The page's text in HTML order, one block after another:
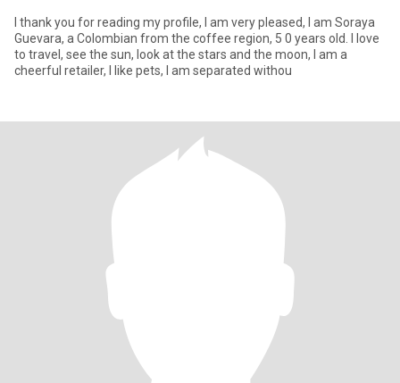
I thank you for reading my profile, I am very pleased, I am Soraya
Guevara, a Colombian from the coffee region, 5 0 years old. I love
to travel, see the sun, look at the stars and the moon, I am a
cheerful retailer, I like pets, I am separated withou